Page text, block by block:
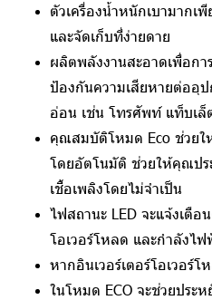
ตัวเครื่องน้ำหนักเบามากเ
และจัดเก็บที่ง่ายดาย
ผลิตพลังงานสะอาดเพื่อก
ป้องกันความเสียหายต่ออุ
อ่อน เช่น โทรศัพท์ แท็บเ
คุณสมบัติโหมด Eco ช่วยใ
โดยอัตโนมัติ ช่วยให้คุณปร
เชื้อเพลิงโดยไม่จำเป็น
ไฟสถานะ LED จะแจ้งเตื
โอเวอร์โหลด และกำลังไฟ
หากอินเวอร์เตอร์โอเวอร์โ
ในโหมด ECO จะช่วยประ